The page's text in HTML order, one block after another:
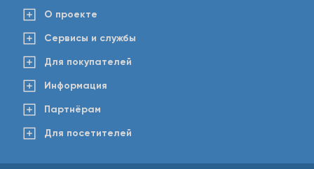
О проекте
Сервисы и службы
Для покупателей
Информация
Партнёрам
Для посетителей